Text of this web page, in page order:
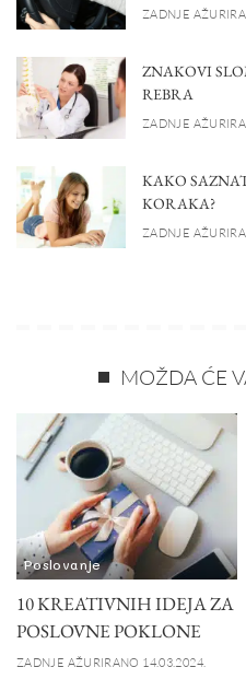
ZADNJE
ZNAKOVI
REBRA
ZADNJE
KAKO
KORAKA?
ZADNJE
MOŽDA ĆE
Poslovanje
10 KREATIVNIH IDEJA ZA
POSLOVNE POKLONE
ZADNJE AŽURIRANO 14.03.2024.